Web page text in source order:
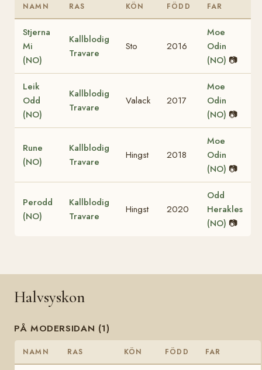
NAMN RAS KÖN FÖDD FAR
Stjerna
Mi
(NO)
Kallblodig
Travare
Sto 2016
Moe
Odin
(NO) 📷
Leik
Odd
(NO)
Kallblodig
Travare
Valack 2017
Moe
Odin
(NO) 📷
Rune
(NO)
Kallblodig
Travare
Hingst 2018
Moe
Odin
(NO) 📷
Perodd
(NO)
Kallblodig
Travare
Hingst 2020
Odd
Herakles
(NO) 📷
Halvsyskon
PÅ MODERSIDAN (1)
NAMN RAS KÖN FÖDD FAR